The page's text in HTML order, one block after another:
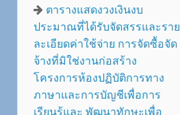
ตารางแสดงวงเงินงบ
ประมาณที่ได้รับจัดสรรและราย
ละเอียดค่าใช้จ่าย การจัดซื้อจัด
จ้างที่มิใช่งานก่อสร้าง
โครงการห้องปฏิบัติการทาง
ภาษาและการบัญชีเพื่อการ
เรียนรู้และ พัฒนาทักษะเพื่อ